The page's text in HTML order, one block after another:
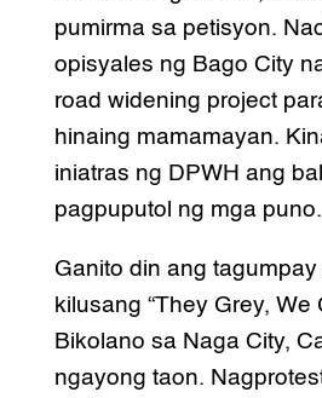
pumirma sa petisyon.
opisyales ng Bago City
road widening project
hinaing mamamayan.
iniatras ng DPWH ang
pagpuputol ng mga puno.
Ganito din ang
kilusang “They Grey, We
Bikolano sa Naga City,
ngayong taon.